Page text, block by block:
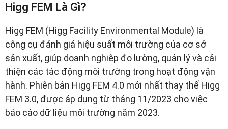
Higg FEM Là Gì?
Higg FEM (Higg Facility Environmental Module) là
công cụ đánh giá hiệu suất môi trường của cơ sở
sản xuất, giúp doanh nghiệp đo lường, quản lý và cải
thiện các tác động môi trường trong hoạt động vận
hành. Phiên bản Higg FEM 4.0 mới nhất thay thế Higg
FEM 3.0, được áp dụng từ tháng 11/2023 cho việc
báo cáo dữ liệu môi trường năm 2023.